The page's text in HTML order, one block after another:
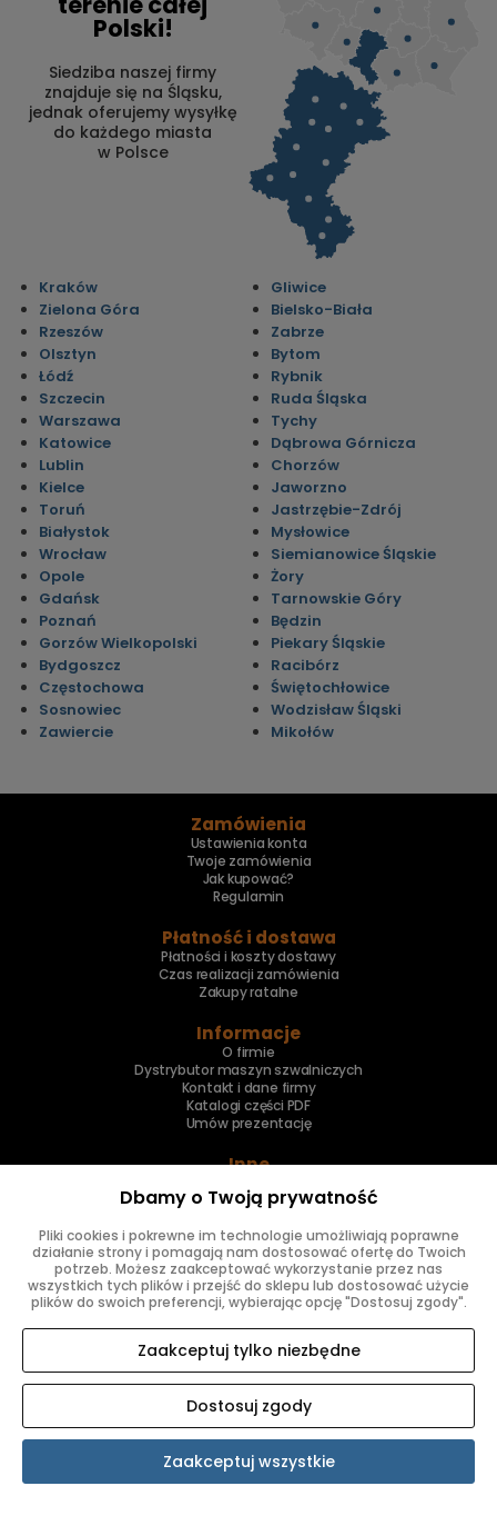
Polski!
Siedziba naszej firmy
znajduje się na Śląsku,
jednak oferujemy wysyłkę
do każdego miasta
w Polsce
Kraków
Zielona Góra
Rzeszów
Olsztyn
Łódź
Szczecin
Warszawa
Katowice
Lublin
Kielce
Toruń
Białystok
Wrocław
Opole
Gdańsk
Poznań
Gorzów Wielkopolski
Bydgoszcz
Częstochowa
Sosnowiec
Zawiercie
Gliwice
Bielsko-Biała
Zabrze
Bytom
Rybnik
Ruda Śląska
Tychy
Dąbrowa Górnicza
Chorzów
Jaworzno
Jastrzębie-Zdrój
Mysłowice
Siemianowice Śląskie
Żory
Tarnowskie Góry
Będzin
Piekary Śląskie
Racibórz
Świętochłowice
Wodzisław Śląski
Mikołów
Zamówienia
Ustawienia konta
Twoje zamówienia
Jak kupować?
Regulamin
Płatność i dostawa
Płatności i koszty dostawy
Czas realizacji zamówienia
Zakupy ratalne
Informacje
O firmie
Dystrybutor maszyn szwalniczych
Kontakt i dane firmy
Katalogi części PDF
Umów prezentację
Inne
Naprawa maszyn
Znajdziesz nas
SKLEP INTERNETOWY SHOPER.PL
Dbamy o Twoją prywatność
Pliki cookies i pokrewne im technologie umożliwiają poprawne
działanie strony i pomagają nam dostosować ofertę do Twoich
potrzeb. Możesz zaakceptować wykorzystanie przez nas
wszystkich tych plików i przejść do sklepu lub dostosować użycie
plików do swoich preferencji, wybierając opcję "Dostosuj zgody".
Zaakceptuj tylko niezbędne
Dostosuj zgody
Zaakceptuj wszystkie